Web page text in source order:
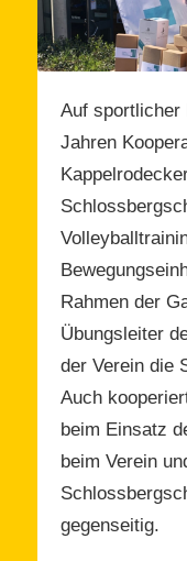
Auf sportlicher
Jahren
Rahmen der
Übungsleiter
der Verein die
Auch
beim Einsatz
beim Verein
gegenseitig.